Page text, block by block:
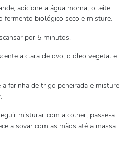
adicione a água morna, o leite
fermento biológico seco e misture.
por 5 minutos.
a clara de ovo, o óleo vegetal e
a farinha de trigo peneirada e misture
misturar com a colher, passe-a
a sovar com as mãos até a massa